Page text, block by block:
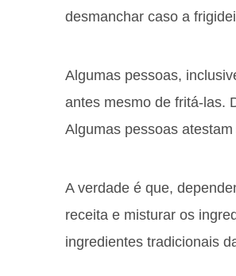
desmanchar caso a
Algumas pessoas,
antes mesmo de fritá-las.
Algumas pessoas
A verdade é que,
receita e misturar os
ingredientes tradicionais